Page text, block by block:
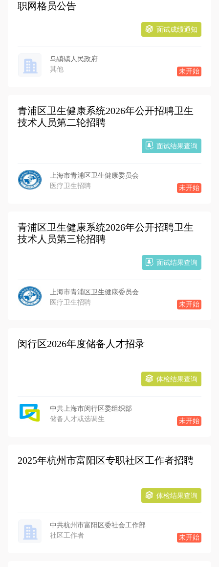
职网格员公告
面试成绩通知
乌镇镇人民政府
未开始
其他
青浦区卫生健康系统2026年公开招聘卫生
技术人员第二轮招聘
面试结果查询
上海市青浦区卫生健康委员会
未开始
医疗卫生招聘
青浦区卫生健康系统2026年公开招聘卫生
技术人员第三轮招聘
面试结果查询
上海市青浦区卫生健康委员会
未开始
医疗卫生招聘
闵行区2026年度储备人才招录
体检结果查询
中共上海市闵行区委组织部
未开始
储备人才或选调生
2025年杭州市富阳区专职社区工作者招聘
体检结果查询
中共杭州市富阳区委社会工作部
未开始
社区工作者